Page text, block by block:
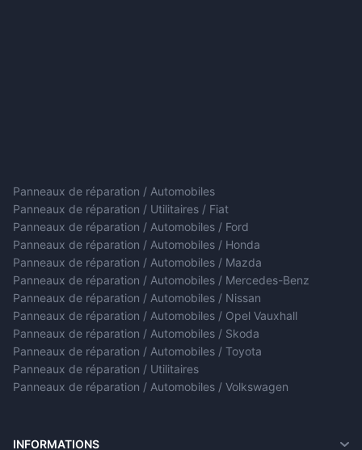
Panneaux de réparation / Automobiles
Panneaux de réparation / Utilitaires / Fiat
Panneaux de réparation / Automobiles / Ford
Panneaux de réparation / Automobiles / Honda
Panneaux de réparation / Automobiles / Mazda
Panneaux de réparation / Automobiles / Mercedes-Benz
Panneaux de réparation / Automobiles / Nissan
Panneaux de réparation / Automobiles / Opel Vauxhall
Panneaux de réparation / Automobiles / Skoda
Panneaux de réparation / Automobiles / Toyota
Panneaux de réparation / Utilitaires
Panneaux de réparation / Automobiles / Volkswagen
INFORMATIONS